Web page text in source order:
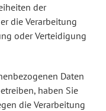
der
die Verarbeitung
oder Verteidigung
Daten
haben Sie
die Verarbeitung